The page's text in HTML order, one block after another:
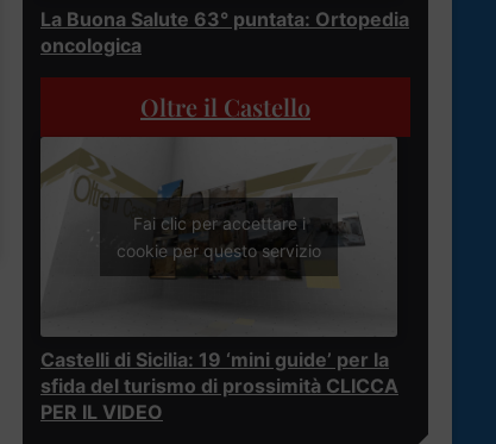
La Buona Salute 63° puntata: Ortopedia
oncologica
Oltre il Castello
Fai clic per accettare i
cookie per questo servizio
Castelli di Sicilia: 19 ‘mini guide’ per la
sfida del turismo di prossimità CLICCA
PER IL VIDEO